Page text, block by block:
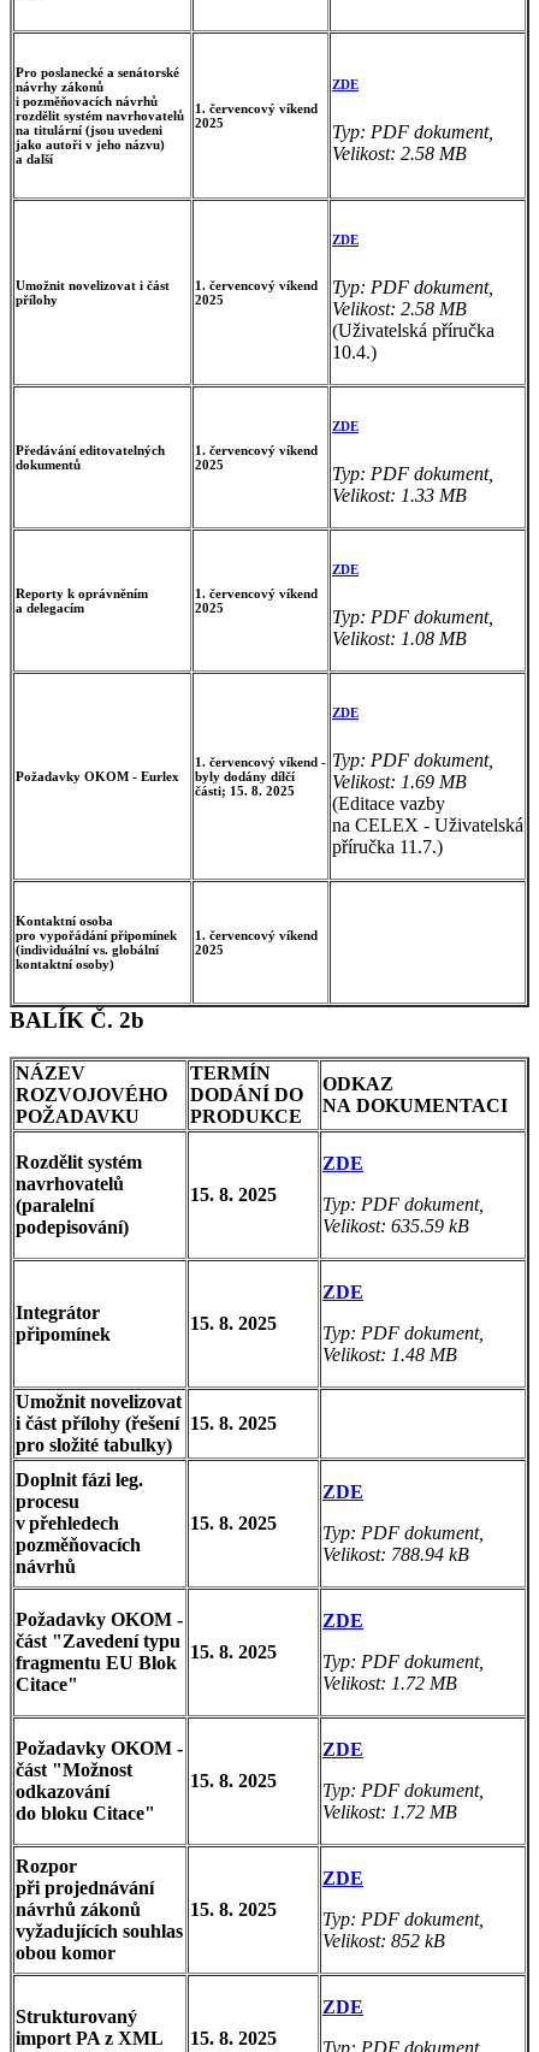
Pro poslanecké a senátorské
návrhy zákonů
i pozměňovacích návrhů
rozdělit systém navrhovatelů
na titulární (jsou uvedeni
jako autoři v jeho názvu)
a další
1. červencový víkend
2025
ZDE
Typ: PDF dokument,
Velikost: 2.58 MB
Umožnit novelizovat i část
přílohy
1. červencový víkend
2025
ZDE
Typ: PDF dokument,
Velikost: 2.58 MB
(Uživatelská příručka
10.4.)
Předávání editovatelných
dokumentů
1. červencový víkend
2025
ZDE
Typ: PDF dokument,
Velikost: 1.33 MB
Reporty k oprávněním
a delegacím
1. červencový víkend
2025
ZDE
Typ: PDF dokument,
Velikost: 1.08 MB
Požadavky OKOM - Eurlex
1. červencový víkend -
byly dodány dílčí
části; 15. 8. 2025
ZDE
Typ: PDF dokument,
Velikost: 1.69 MB
(Editace vazby
na CELEX - Uživatelská
příručka 11.7.)
Kontaktní osoba
pro vypořádání připomínek
(individuální vs. globální
kontaktní osoby)
1. červencový víkend
2025
BALÍK Č. 2b
NÁZEV
ROZVOJOVÉHO
POŽADAVKU
TERMÍN
DODÁNÍ DO
PRODUKCE
ODKAZ
NA DOKUMENTACI
Rozdělit systém
navrhovatelů
(paralelní
podepisování)
15. 8. 2025
ZDE
Typ: PDF dokument,
Velikost: 635.59 kB
Integrátor
připomínek
15. 8. 2025
ZDE
Typ: PDF dokument,
Velikost: 1.48 MB
Umožnit novelizovat
i část přílohy (řešení
pro složité tabulky)
15. 8. 2025
Doplnit fázi leg.
procesu
v přehledech
pozměňovacích
návrhů
15. 8. 2025
ZDE
Typ: PDF dokument,
Velikost: 788.94 kB
Požadavky OKOM -
část "Zavedení typu
fragmentu EU Blok
Citace"
15. 8. 2025
ZDE
Typ: PDF dokument,
Velikost: 1.72 MB
Požadavky OKOM -
část "Možnost
odkazování
do bloku Citace"
15. 8. 2025
ZDE
Typ: PDF dokument,
Velikost: 1.72 MB
Rozpor
při projednávání
návrhů zákonů
vyžadujících souhlas
obou komor
15. 8. 2025
ZDE
Typ: PDF dokument,
Velikost: 852 kB
Strukturovaný
import PA z XML
15. 8. 2025
ZDE
Typ: PDF dokument,